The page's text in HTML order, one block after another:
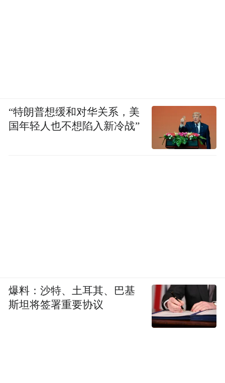
“特朗普想缓和对华关系，美
国年轻人也不想陷入新冷战”
爆料：沙特、土耳其、巴基
斯坦将签署重要协议